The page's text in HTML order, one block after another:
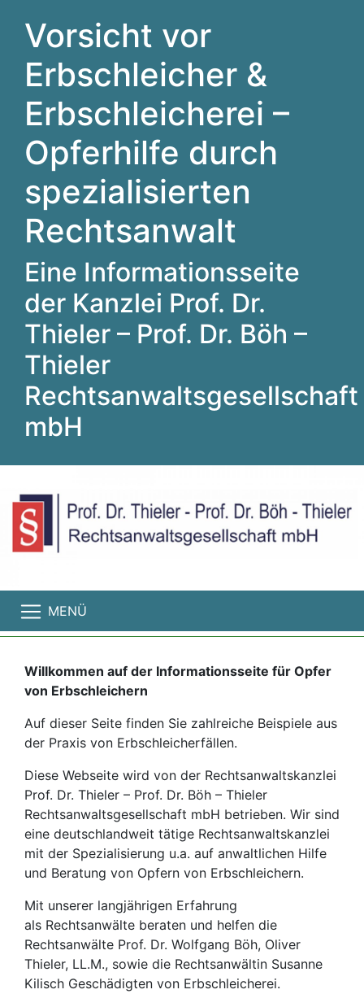
Vorsicht vor
Erbschleicher &
Erbschleicherei –
Opferhilfe durch
spezialisierten
Rechtsanwalt
Eine Informationsseite
der Kanzlei Prof. Dr.
Thieler – Prof. Dr. Böh –
Thieler
Rechtsanwaltsgesellschaft
mbH
MENÜ
Willkommen auf der Informationsseite für Opfer
von Erbschleichern
Auf dieser Seite finden Sie zahlreiche Beispiele aus
der Praxis von Erbschleicherfällen.
Diese Webseite wird von der Rechtsanwaltskanzlei
Prof. Dr. Thieler – Prof. Dr. Böh – Thieler
Rechtsanwaltsgesellschaft mbH betrieben. Wir sind
eine deutschlandweit tätige Rechtsanwaltskanzlei
mit der Spezialisierung u.a. auf anwaltlichen Hilfe
und Beratung von Opfern von Erbschleichern.
Mit unserer langjährigen Erfahrung
als Rechtsanwälte beraten und helfen die
Rechtsanwälte Prof. Dr. Wolfgang Böh, Oliver
Thieler, LL.M., sowie die Rechtsanwältin Susanne
Kilisch Geschädigten von Erbschleicherei.